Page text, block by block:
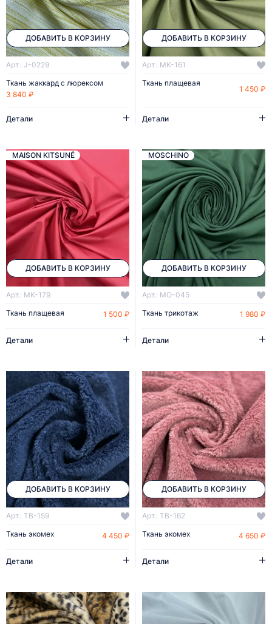
ДОБАВИТЬ В КОРЗИНУ
Арт.: J-0229
Ткань жаккард с люрексом
3 840 ₽
Детали
ДОБАВИТЬ В КОРЗИНУ
Арт.: MK-161
Ткань плащевая
1 450 ₽
Детали
ДОБАВИТЬ В КОРЗИНУ
MAISON KITSUNÉ
Арт.: MK-179
Ткань плащевая
1 500 ₽
Детали
ДОБАВИТЬ В КОРЗИНУ
MOSCHINO
Арт.: MO-045
Ткань трикотаж
1 980 ₽
Детали
ДОБАВИТЬ В КОРЗИНУ
Арт.: TB-159
Ткань экомех
4 450 ₽
Детали
ДОБАВИТЬ В КОРЗИНУ
Арт.: TB-162
Ткань экомех
4 650 ₽
Детали